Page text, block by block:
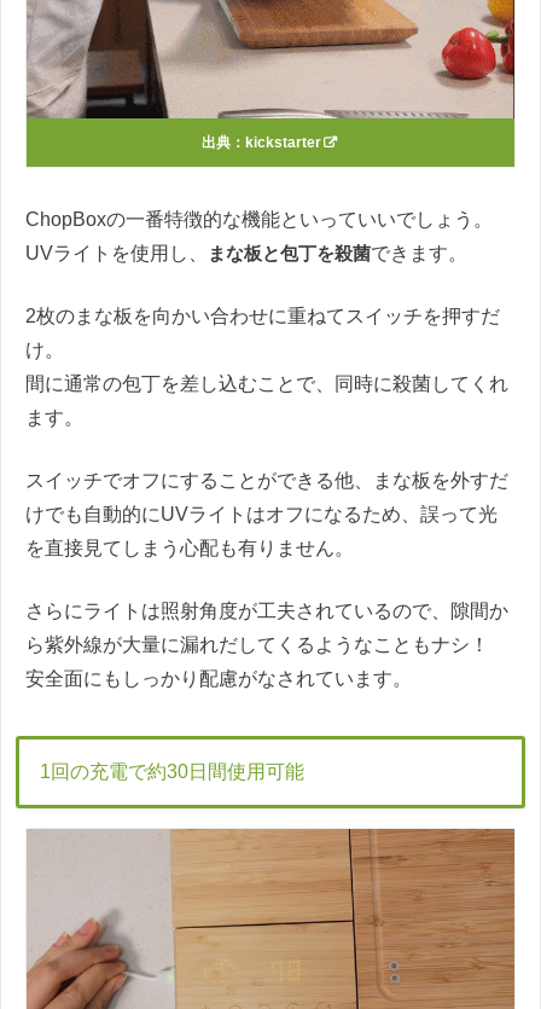
出典： kickstarter
ChopBoxの一番特徴的な機能といっていいでしょう。
UVライトを使用し、
まな板と包丁を殺菌できます。
2枚のまな板を向かい合わせに重ねてスイッチを押すだ
け。
間に通常の包丁を差し込むことで、同時に殺菌してくれ
ます。
スイッチでオフにすることができる他、まな板を外すだ
けでも自動的にUVライトはオフになるため、誤って光
を直接見てしまう心配も有りません。
さらにライトは照射角度が工夫されているので、隙間か
ら紫外線が大量に漏れだしてくるようなこともナシ！
安全面にもしっかり配慮がなされています。
1回の充電で約30日間使用可能